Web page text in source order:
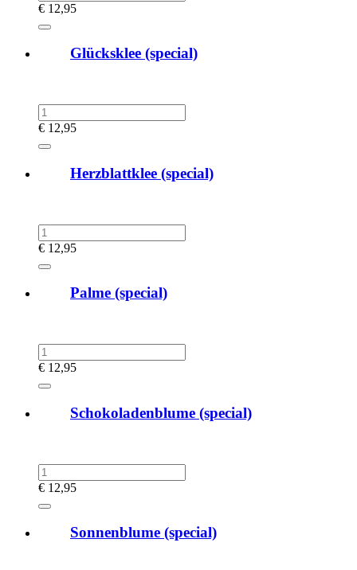
€ 12,95
Glücksklee (special)
€ 12,95
Herzblattklee (special)
€ 12,95
Palme (special)
€ 12,95
Schokoladenblume (special)
€ 12,95
Sonnenblume (special)